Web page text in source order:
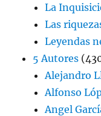
La
Las
Leyendas
5 Autores
Alejandro
Alfonso
Angel